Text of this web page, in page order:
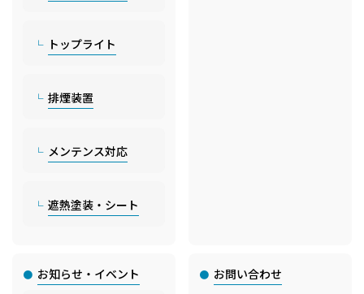
トップライト
排煙装置
メンテンス対応
遮熱塗装・シート
お知らせ・イベント お問い合わせ